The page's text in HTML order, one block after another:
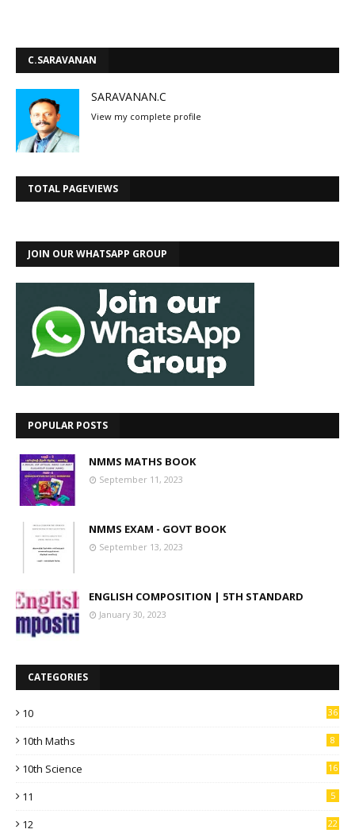
C.SARAVANAN
SARAVANAN.C
View my complete profile
TOTAL PAGEVIEWS
JOIN OUR WHATSAPP GROUP
POPULAR POSTS
NMMS MATHS BOOK
September 11, 2023
NMMS EXAM - GOVT BOOK
September 13, 2023
ENGLISH COMPOSITION | 5TH STANDARD
January 30, 2023
CATEGORIES
10 36
10th Maths 8
10th Science 16
11 5
12 22